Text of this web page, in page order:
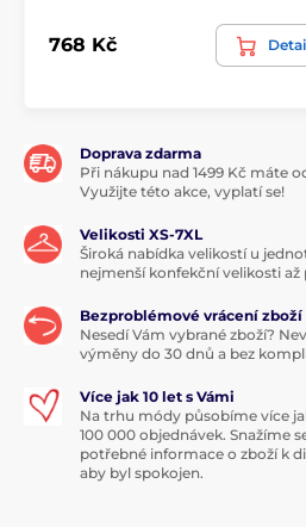
768 Kč
Doprava zdarma
Při nákupu nad 1499 Kč máte
Využijte této akce, vyplatí se!
Velikosti XS-7XL
Široká nabídka velikostí u
nejmenší konfekční velikosti až
Bezproblémové vrácení zboží
Nesedí Vám vybrané zboží?
výměny do 30 dnů a bez
Více jak 10 let s Vámi
Na trhu módy působíme více
100 000 objednávek. Snažíme
potřebné informace o zboží k
aby byl spokojen.